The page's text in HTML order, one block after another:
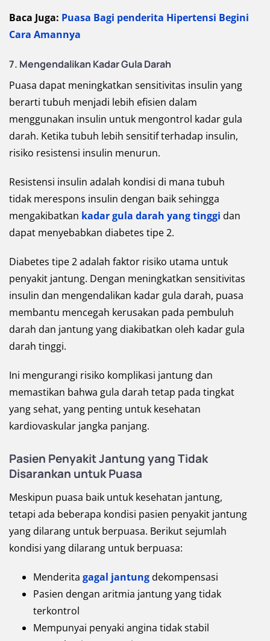
Baca Juga: Puasa Bagi penderita Hipertensi Begini
Cara Amannya
7. Mengendalikan Kadar Gula Darah
Puasa dapat meningkatkan sensitivitas insulin yang
berarti tubuh menjadi lebih efisien dalam
menggunakan insulin untuk mengontrol kadar gula
darah. Ketika tubuh lebih sensitif terhadap insulin,
risiko resistensi insulin menurun.
Resistensi insulin adalah kondisi di mana tubuh
tidak merespons insulin dengan baik sehingga
mengakibatkan kadar gula darah yang tinggi dan
dapat menyebabkan diabetes tipe 2.
Diabetes tipe 2 adalah faktor risiko utama untuk
penyakit jantung. Dengan meningkatkan sensitivitas
insulin dan mengendalikan kadar gula darah, puasa
membantu mencegah kerusakan pada pembuluh
darah dan jantung yang diakibatkan oleh kadar gula
darah tinggi.
Ini mengurangi risiko komplikasi jantung dan
memastikan bahwa gula darah tetap pada tingkat
yang sehat, yang penting untuk kesehatan
kardiovaskular jangka panjang.
Pasien Penyakit Jantung yang Tidak
Disarankan untuk Puasa
Meskipun puasa baik untuk kesehatan jantung,
tetapi ada beberapa kondisi pasien penyakit jantung
yang dilarang untuk berpuasa. Berikut sejumlah
kondisi yang dilarang untuk berpuasa:
Menderita gagal jantung dekompensasi
Pasien dengan aritmia jantung yang tidak
terkontrol
Mempunyai penyaki angina tidak stabil